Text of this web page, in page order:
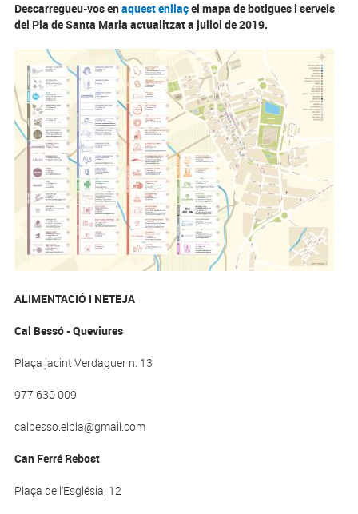
Descarregueu-vos enaquest enllaçel mapa de botigues i serveis
del Pla de Santa Maria actualitzat a juliol de 2019.
ALIMENTACIÓ I NETEJA
Cal Bessó - Queviures
Plaça jacint Verdaguer n. 13
977 630 009
calbesso.elpla@gmail.com
Can Ferré Rebost
Plaça de l’Església, 12